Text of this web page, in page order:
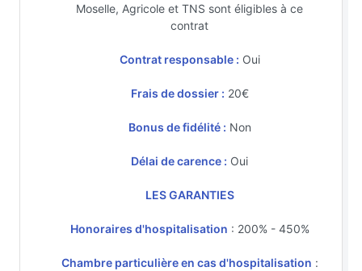
Moselle, Agricole et TNS sont éligibles à ce
contrat
Contrat responsable : Oui
Frais de dossier : 20€
Bonus de fidélité : Non
Délai de carence : Oui
LES GARANTIES
Honoraires d'hospitalisation : 200% - 450%
Chambre particulière en cas d'hospitalisation :